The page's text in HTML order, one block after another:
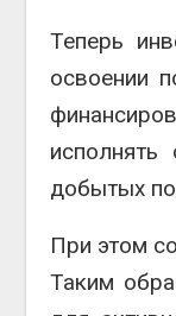
Теперь
освоении
добытых
При этом
Таким